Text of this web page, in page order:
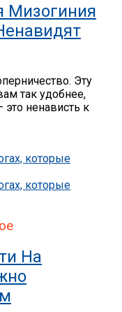
Мизогиния
Эту
так удобнее,
ненависть к
На